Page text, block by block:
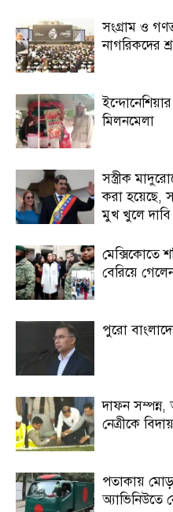
সংগ্রাম ও
নাগরিকদের
মিলনমেলা
সস্ত্রীক
করা হয়েছে,
মুখ খুলে দাবি
মেক্সিকোতে
বেরিয়ে
পুরো
দাফন
নেত্রীকে
পতাকায়
অ্যাভিনিউতে